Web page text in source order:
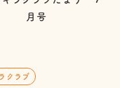
クラブ